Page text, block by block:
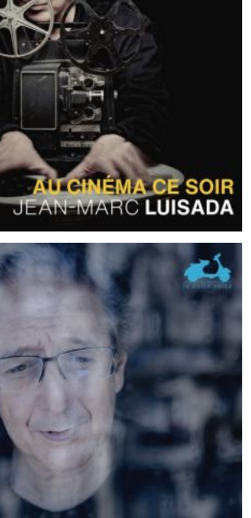
2023
Au cinéma ce soir
2021
Schubert : Piano Sonatas